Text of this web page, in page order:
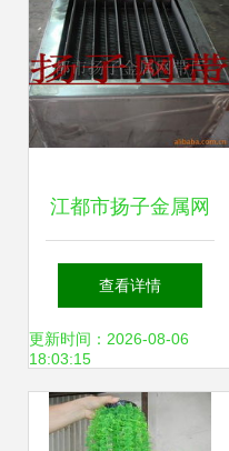
江都市扬子金属网
带厂 水族箱专用分
离设备产品全览
查看详情
更新时间：2026-08-06
18:03:15